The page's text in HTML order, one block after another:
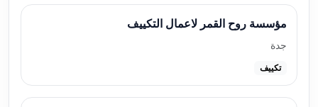
مؤسسة روح القمر لاعمال التكييف
جدة
تكييف